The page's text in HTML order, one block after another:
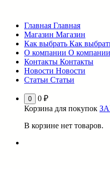
содержимому
Главная Главная
Магазин Магазин
Как выбрать Как
О компании О компании
Контакты Контакты
Новости Новости
Статьи Статьи
0 0 ₽
Корзина для покупок
В корзине нет товаров.